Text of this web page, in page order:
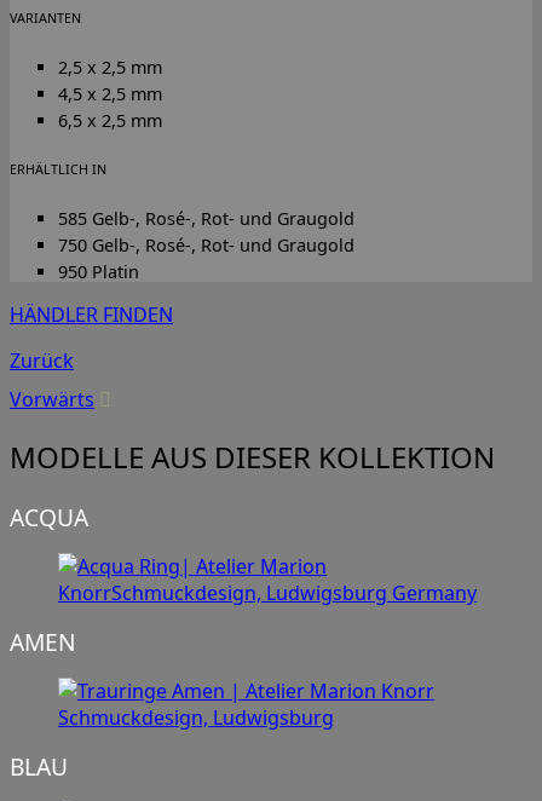
VARIANTEN
2,5 x 2,5 mm
4,5 x 2,5 mm
6,5 x 2,5 mm
ERHÄLTLICH IN
585 Gelb-, Rosé-, Rot- und Graugold
750 Gelb-, Rosé-, Rot- und Graugold
950 Platin
HÄNDLER FINDEN
Zurück
Vorwärts
MODELLE AUS DIESER KOLLEKTION
ACQUA
AMEN
BLAU